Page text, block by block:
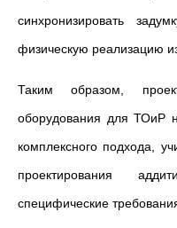
синхронизировать
физическую реализацию
Таким образом,
оборудования для ТОиР
комплексного подхода,
проектирования
специфические